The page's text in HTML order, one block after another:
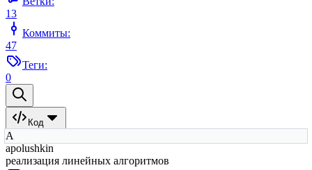
13
Коммиты:
47
Теги:
0
Код
A
apolushkin
реализация линейных алгоритмов